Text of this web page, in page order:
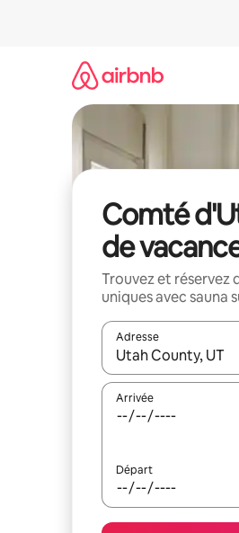
Comté
de
Trouvez et réservez
uniques avec sauna
Adresse
Lorsque les
Arrivée
Départ